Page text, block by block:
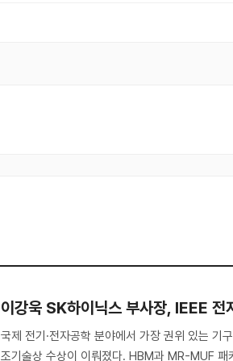
이강욱 SK하이닉스 부사장, IEEE 전
국제 전기·전자공학 분야에서 가장 권위 있는 기
조기술상 수상이 이뤄졌다. HBM과 MR-MUF 패